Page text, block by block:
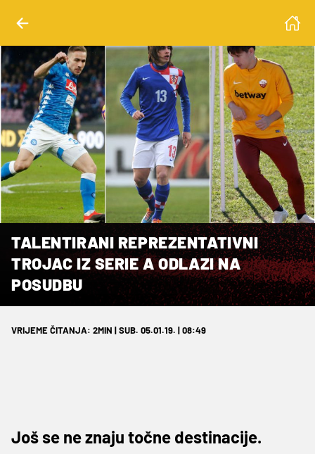
TALENTIRANI REPREZENTATIVNI
TROJAC IZ SERIE A ODLAZI NA
POSUDBU
VRIJEME ČITANJA: 2MIN | SUB. 05.01.19. | 08:49
Još se ne znaju točne destinacije.